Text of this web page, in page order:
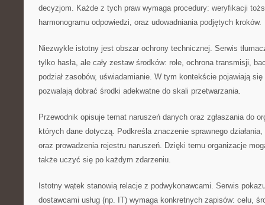
decyzjom. Każde z tych praw wymaga procedury: weryfikacji
harmonogramu odpowiedzi, oraz udowadniania podjętych kroków.
Niezwykle istotny jest obszar ochrony technicznej. Serwis
tylko hasła, ale cały zestaw środków: role, ochrona transmisji,
podział zasobów, uświadamianie. W tym kontekście pojawiają
pozwalają dobrać środki adekwatne do skali przetwarzania.
Przewodnik opisuje temat naruszeń danych oraz zgłaszania do
których dane dotyczą. Podkreśla znaczenie sprawnego
oraz prowadzenia rejestru naruszeń. Dzięki temu organizacje
także uczyć się po każdym zdarzeniu.
Istotny wątek stanowią relacje z podwykonawcami. Serwis
dostawcami usług (np. IT) wymaga konkretnych zapisów: celu,